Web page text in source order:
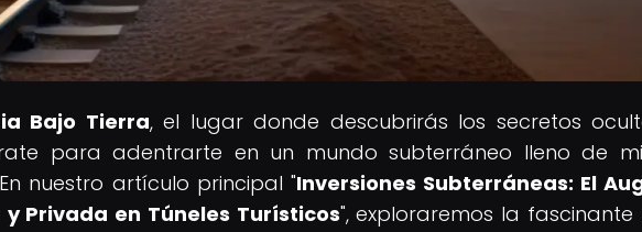
Bajo Tierra, el lugar donde descubrirás los secretos
para adentrarte en un mundo subterráneo lleno de
nuestro artículo principal "Inversiones Subterráneas: El
Privada en Túneles Turísticos", exploraremos la fascinante